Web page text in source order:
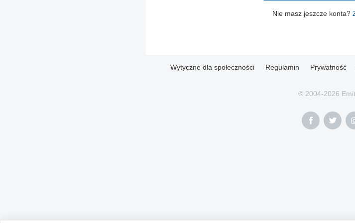
Nie masz jeszcze konta?
Wytyczne dla społeczności Regulamin Prywatność
© 2004-2026